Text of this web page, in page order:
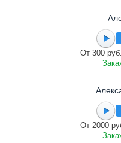
От 300
От 2000